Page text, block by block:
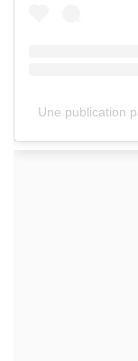
Une publication